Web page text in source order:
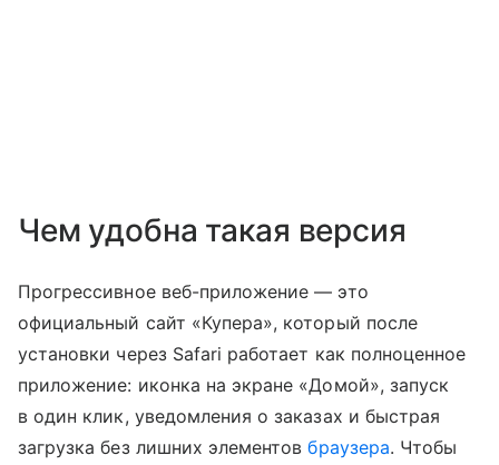
Чем удобна такая версия
Прогрессивное веб-приложение — это
официальный сайт «Купера», который после
установки через Safari работает как полноценное
приложение: иконка на экране «Домой», запуск
в один клик, уведомления о заказах и быстрая
загрузка без лишних элементовбраузера. Чтобы